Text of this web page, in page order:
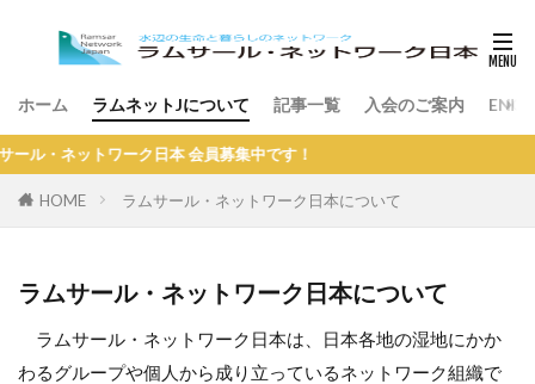
ホーム ラムネットJについて 記事一覧 入会のご案内
ネットワーク日本 会員募集中です！
HOME ラムサール・ネットワーク日本について
ラムサール・ネットワーク日本について
ラムサール・ネットワーク日本は、日本各地の湿地にかか
わるグループや個人から成り立っているネットワーク組織で